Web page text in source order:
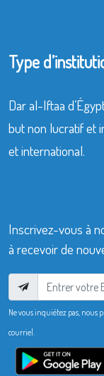
Type
Dar al-Iftaa
but non lucratif et
et international.
Inscrivez-vous à
à recevoir de
Ne vous inquiétez pas, nous
courriel.